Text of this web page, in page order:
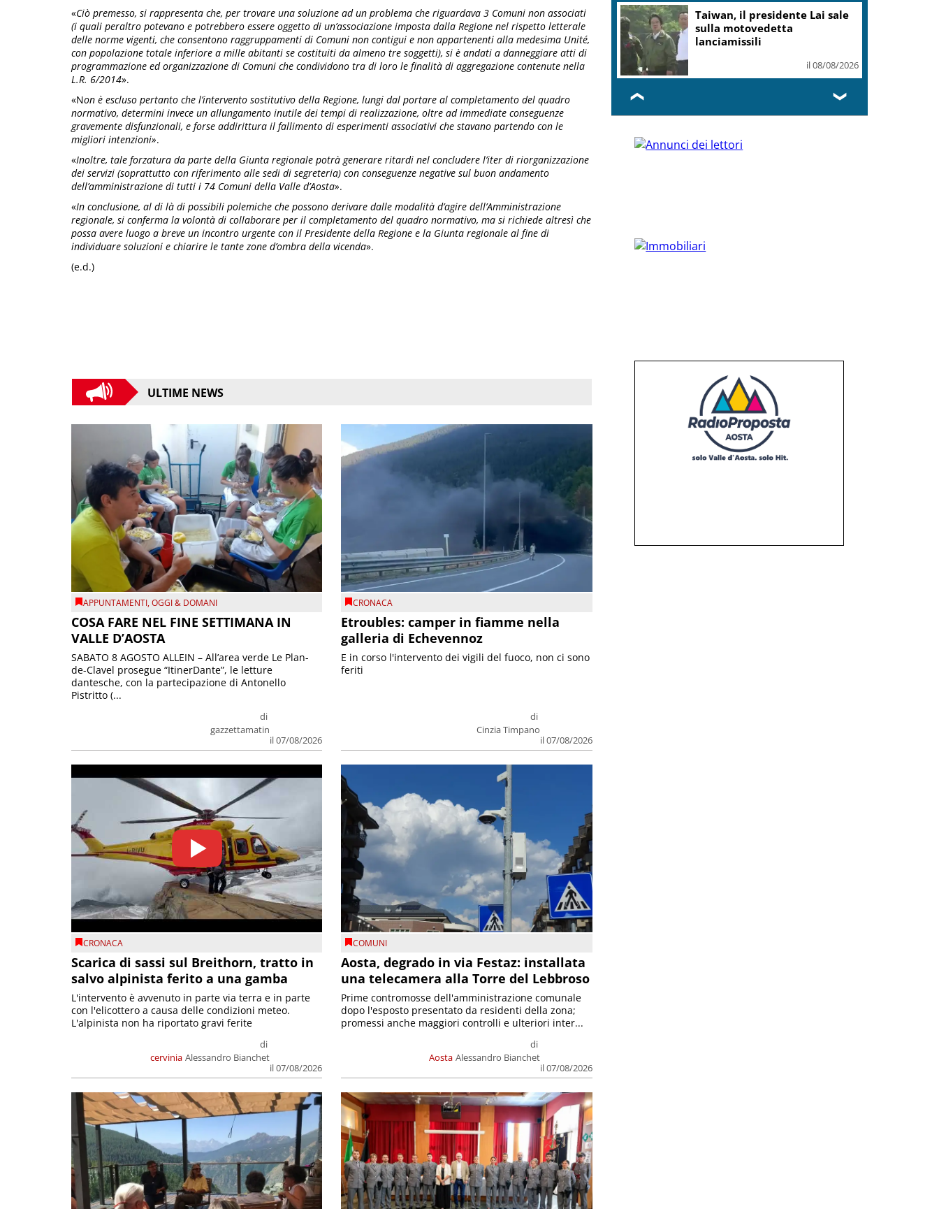
«Ciò premesso, si rappresenta che, per trovare una soluzione ad un problema che riguardava 3 Comuni non associati
(i quali peraltro potevano e potrebbero essere oggetto di un’associazione imposta dalla Regione nel rispetto letterale
delle norme vigenti, che consentono raggruppamenti di Comuni non contigui e non appartenenti alla medesima Unité,
con popolazione totale inferiore a mille abitanti se costituiti da almeno tre soggetti), si è andati a danneggiare atti di
programmazione ed organizzazione di Comuni che condividono tra di loro le finalità di aggregazione contenute nella
L.R. 6/2014».
«Non è escluso pertanto che l’intervento sostitutivo della Regione, lungi dal portare al completamento del quadro
normativo, determini invece un allungamento inutile dei tempi di realizzazione, oltre ad immediate conseguenze
gravemente disfunzionali, e forse addirittura il fallimento di esperimenti associativi che stavano partendo con le
migliori intenzioni».
«Inoltre, tale forzatura da parte della Giunta regionale potrà generare ritardi nel concludere l’iter di riorganizzazione
dei servizi (soprattutto con riferimento alle sedi di segreteria) con conseguenze negative sul buon andamento
dell’amministrazione di tutti i 74 Comuni della Valle d’Aosta».
«In conclusione, al di là di possibili polemiche che possono derivare dalle modalità d’agire dell’Amministrazione
regionale, si conferma la volontà di collaborare per il completamento del quadro normativo, ma si richiede altresì che
possa avere luogo a breve un incontro urgente con il Presidente della Regione e la Giunta regionale al fine di
individuare soluzioni e chiarire le tante zone d’ombra della vicenda».
(e.d.)
ULTIME NEWS
APPUNTAMENTI,OGGI & DOMANI
COSA FARE NEL FINE SETTIMANA IN
VALLE D’AOSTA
di
gazzettamatin
il 07/08/2026
SABATO 8 AGOSTO ALLEIN – All’area verde Le Plan-
de-Clavel prosegue “ItinerDante”, le letture
dantesche, con la partecipazione di Antonello
Pistritto (...
CRONACA
Etroubles: camper in fiamme nella
galleria di Echevennoz
di
Cinzia Timpano
il 07/08/2026
E in corso l'intervento dei vigili del fuoco, non ci sono
feriti
CRONACA
Scarica di sassi sul Breithorn, tratto in
salvo alpinista ferito a una gamba
cervinia
di
Alessandro Bianchet
il 07/08/2026
L'intervento è avvenuto in parte via terra e in parte
con l'elicottero a causa delle condizioni meteo.
L'alpinista non ha riportato gravi ferite
COMUNI
Aosta, degrado in via Festaz: installata
una telecamera alla Torre del Lebbroso
Aosta
di
Alessandro Bianchet
il 07/08/2026
Prime contromosse dell'amministrazione comunale
dopo l'esposto presentato da residenti della zona;
promessi anche maggiori controlli e ulteriori inter...
Taiwan, il presidente Lai sale
sulla motovedetta
lanciamissili
il 08/08/2026
❮ ❯